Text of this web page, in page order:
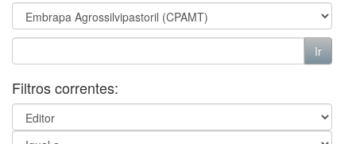
Filtros correntes: